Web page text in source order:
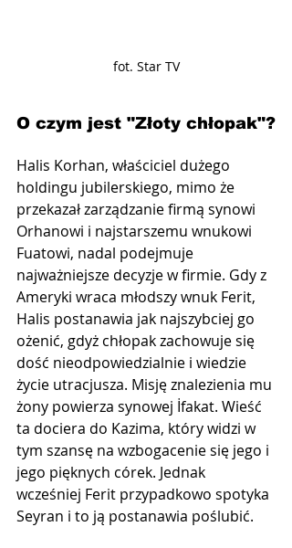
fot. Star TV
O czym jest "Złoty chłopak"?
Halis Korhan, właściciel dużego
holdingu jubilerskiego, mimo że
przekazał zarządzanie firmą synowi
Orhanowi i najstarszemu wnukowi
Fuatowi, nadal podejmuje
najważniejsze decyzje w firmie. Gdy z
Ameryki wraca młodszy wnuk Ferit,
Halis postanawia jak najszybciej go
ożenić, gdyż chłopak zachowuje się
dość nieodpowiedzialnie i wiedzie
życie utracjusza. Misję znalezienia mu
żony powierza synowej İfakat. Wieść
ta dociera do Kazima, który widzi w
tym szansę na wzbogacenie się jego i
jego pięknych córek. Jednak
wcześniej Ferit przypadkowo spotyka
Seyran i to ją postanawia poślubić.